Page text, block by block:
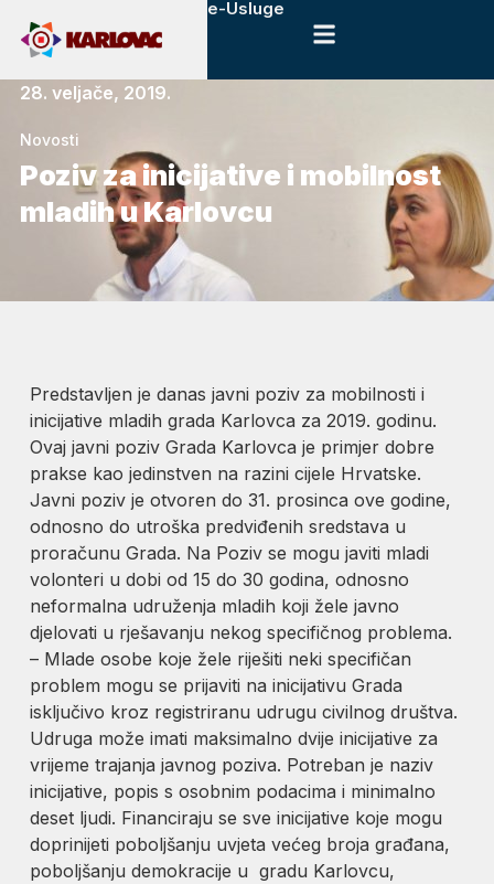
e-Usluge
28. veljače, 2019.
Novosti
Poziv za inicijative i mobilnost
mladih u Karlovcu
Predstavljen je danas javni poziv za mobilnosti i
inicijative mladih grada Karlovca za 2019. godinu.
Ovaj javni poziv Grada Karlovca je primjer dobre
prakse kao jedinstven na razini cijele Hrvatske.
Javni poziv je otvoren do 31. prosinca ove godine,
odnosno do utroška predviđenih sredstava u
proračunu Grada. Na Poziv se mogu javiti mladi
volonteri u dobi od 15 do 30 godina, odnosno
neformalna udruženja mladih koji žele javno
djelovati u rješavanju nekog specifičnog problema.
– Mlade osobe koje žele riješiti neki specifičan
problem mogu se prijaviti na inicijativu Grada
isključivo kroz registriranu udrugu civilnog društva.
Udruga može imati maksimalno dvije inicijative za
vrijeme trajanja javnog poziva. Potreban je naziv
inicijative, popis s osobnim podacima i minimalno
deset ljudi. Financiraju se sve inicijative koje mogu
doprinijeti poboljšanju uvjeta većeg broja građana,
poboljšanju demokracije u gradu Karlovcu,